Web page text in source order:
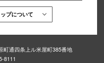
プについて
町通四条上ル米屋町385番地
8111